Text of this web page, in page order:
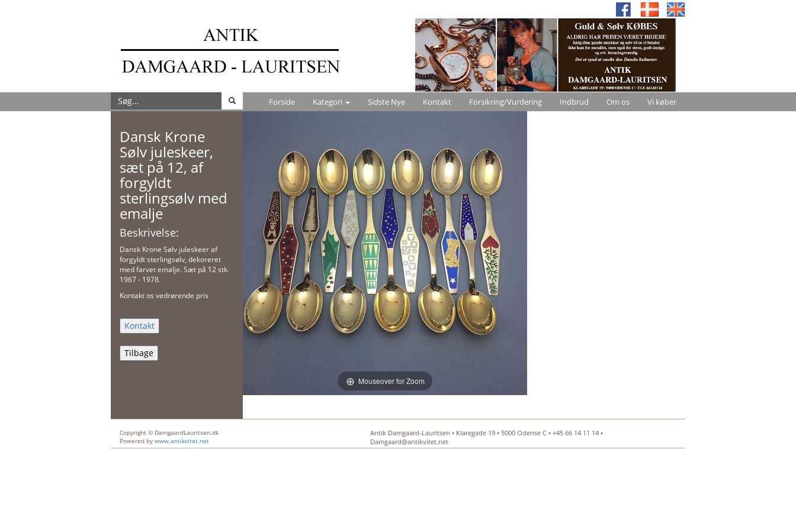
Forside Kategori Sidste Nye Kontakt Forsikring/Vurdering Indbrud Om os Vi køber
Dansk Krone
Sølv juleskeer,
sæt på 12, af
forgyldt
sterlingsølv med
emalje
Beskrivelse:
Dansk Krone Sølv juleskeer af
forgyldt sterlingsølv, dekoreret
med farvet emalje. Sæt på 12 stk.
1967 - 1978.
Kontakt os vedrørende pris
Tilbage
Mouseover for Zoom
Copyright © DamgaardLauritsen.dk
Powered by www.antikvitet.net
Antik Damgaard-Lauritsen • Klaregade 19 • 5000 Odense C • +45 66 14 11 14 •
Damgaard@antikvitet.net